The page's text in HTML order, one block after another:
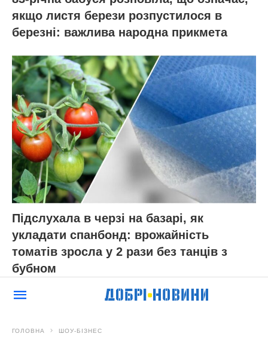
якщо листя берези розпустилося в
березні: важлива народна прикмета
Підслухала в черзі на базарі, як
укладати спанбонд: врожайність
томатів зросла у 2 рази без танців з
бубном